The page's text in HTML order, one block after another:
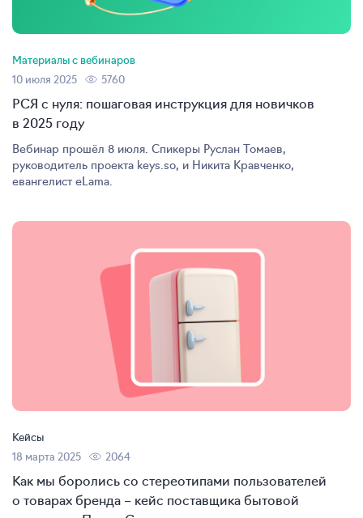
Материалы с вебинаров
10 июля 2025
5760
РСЯ с нуля: пошаговая инструкция для новичков
в 2025 году
Вебинар прошёл 8 июля. Спикеры Руслан Томаев,
руководитель проекта keys.so, и Никита Кравченко,
евангелист eLama.
Кейсы
18 марта 2025
2064
Как мы боролись со стереотипами пользователей
о товарах бренда – кейс поставщика бытовой